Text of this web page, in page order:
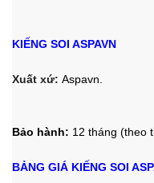
KIẾNG SOI ASPAVN
Xuất xứ: Aspavn.
Bảo hành: 12 tháng (theo
BẢNG GIÁ KIẾNG SOI